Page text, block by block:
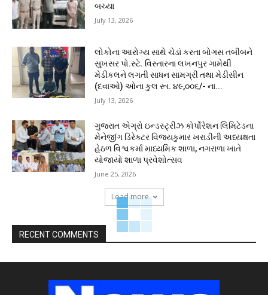
બચ્યા
July 13, 2026
લોકોના આરોગ્ય સાથે ચેડાં કરતા બોગસ તબીબને
સુખસર પો.સ્ટે. વિસ્તારના લખનપુર ગામેથી
મેડીકલને લગતી સાધન સામગ્રી તથા મેડીસીન
(દવાઓ) ઓના કુલ રૂા. ૪૯,૦૦૬/- ના...
July 13, 2026
ગુજરાત એગ્રો ઇન્ડસ્ટ્રીઝ કોર્પોરેશન લિમિટેડના
મેનેજીંગ ડિરેક્ટર વિજયકુમાર ખરાડીની અધ્યક્ષતા
હેઠળ વિશ્વકર્મા માધ્યમિક શાળા, નગરાળા ખાતે
યોજાયો શાળા પ્રવેશોત્સવ
June 25, 2026
Load more
RECENT COMMENTS